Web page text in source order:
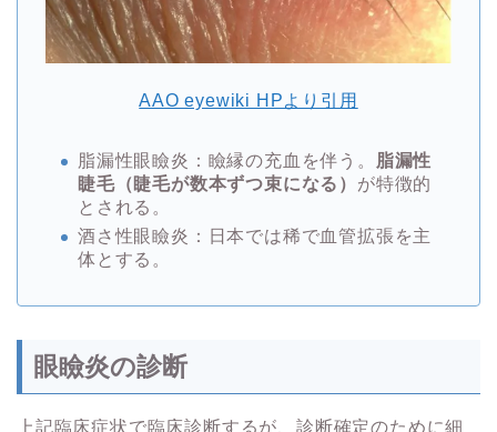
AAO eyewiki HPより引用
脂漏性眼瞼炎：瞼縁の充血を伴う。 脂漏性
睫毛（睫毛が数本ずつ束になる） が特徴的
とされる。
酒さ性眼瞼炎：日本では稀で血管拡張を主
体とする。
眼瞼炎の診断
上記臨床症状で臨床診断するが、診断確定のために細